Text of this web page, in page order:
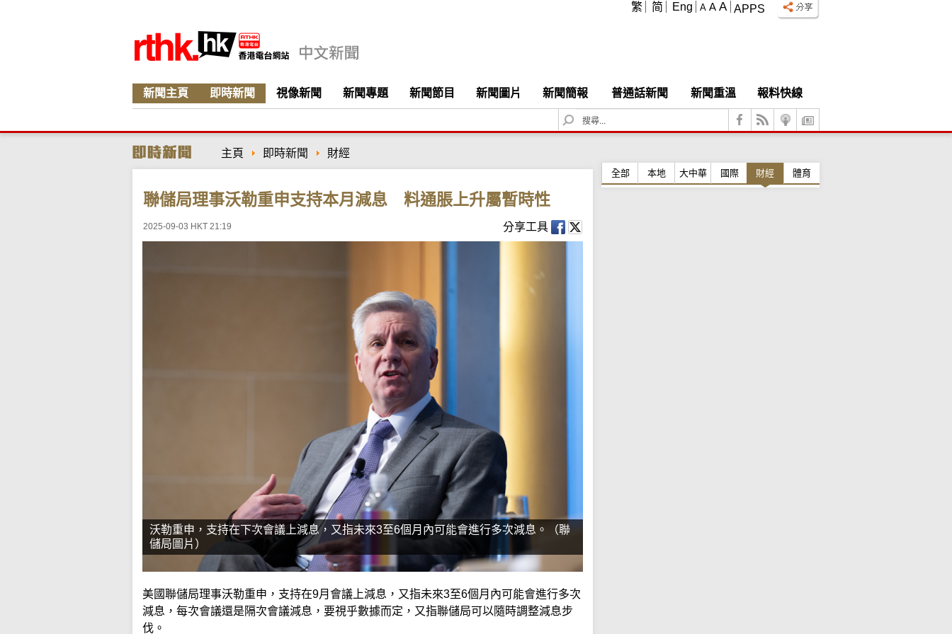
APPS
A A A
繁 简 Eng
新聞主頁 即時新聞 視像新聞 新聞專題 新聞節目 新聞圖片 新聞簡報 普通話新聞 新聞重溫
報料快線
S
e
c
主頁 即時新聞 財經
聯儲局理事沃勒重申支持本月減息 料通脹上升屬暫時性
2025-09-03 HKT 21:19 分享工具
沃勒重申，支持在下次會議上減息，又指未來3至6個月內可能會進行多次減息。（聯
儲局圖片）
美國聯儲局理事沃勒重申，支持在9月會議上減息，又指未來3至6個月內可能會進行多次
減息，每次會議還是隔次會議減息，要視乎數據而定，又指聯儲局可以隨時調整減息步
伐。
全部 本地 大中華 國際 財經 體育